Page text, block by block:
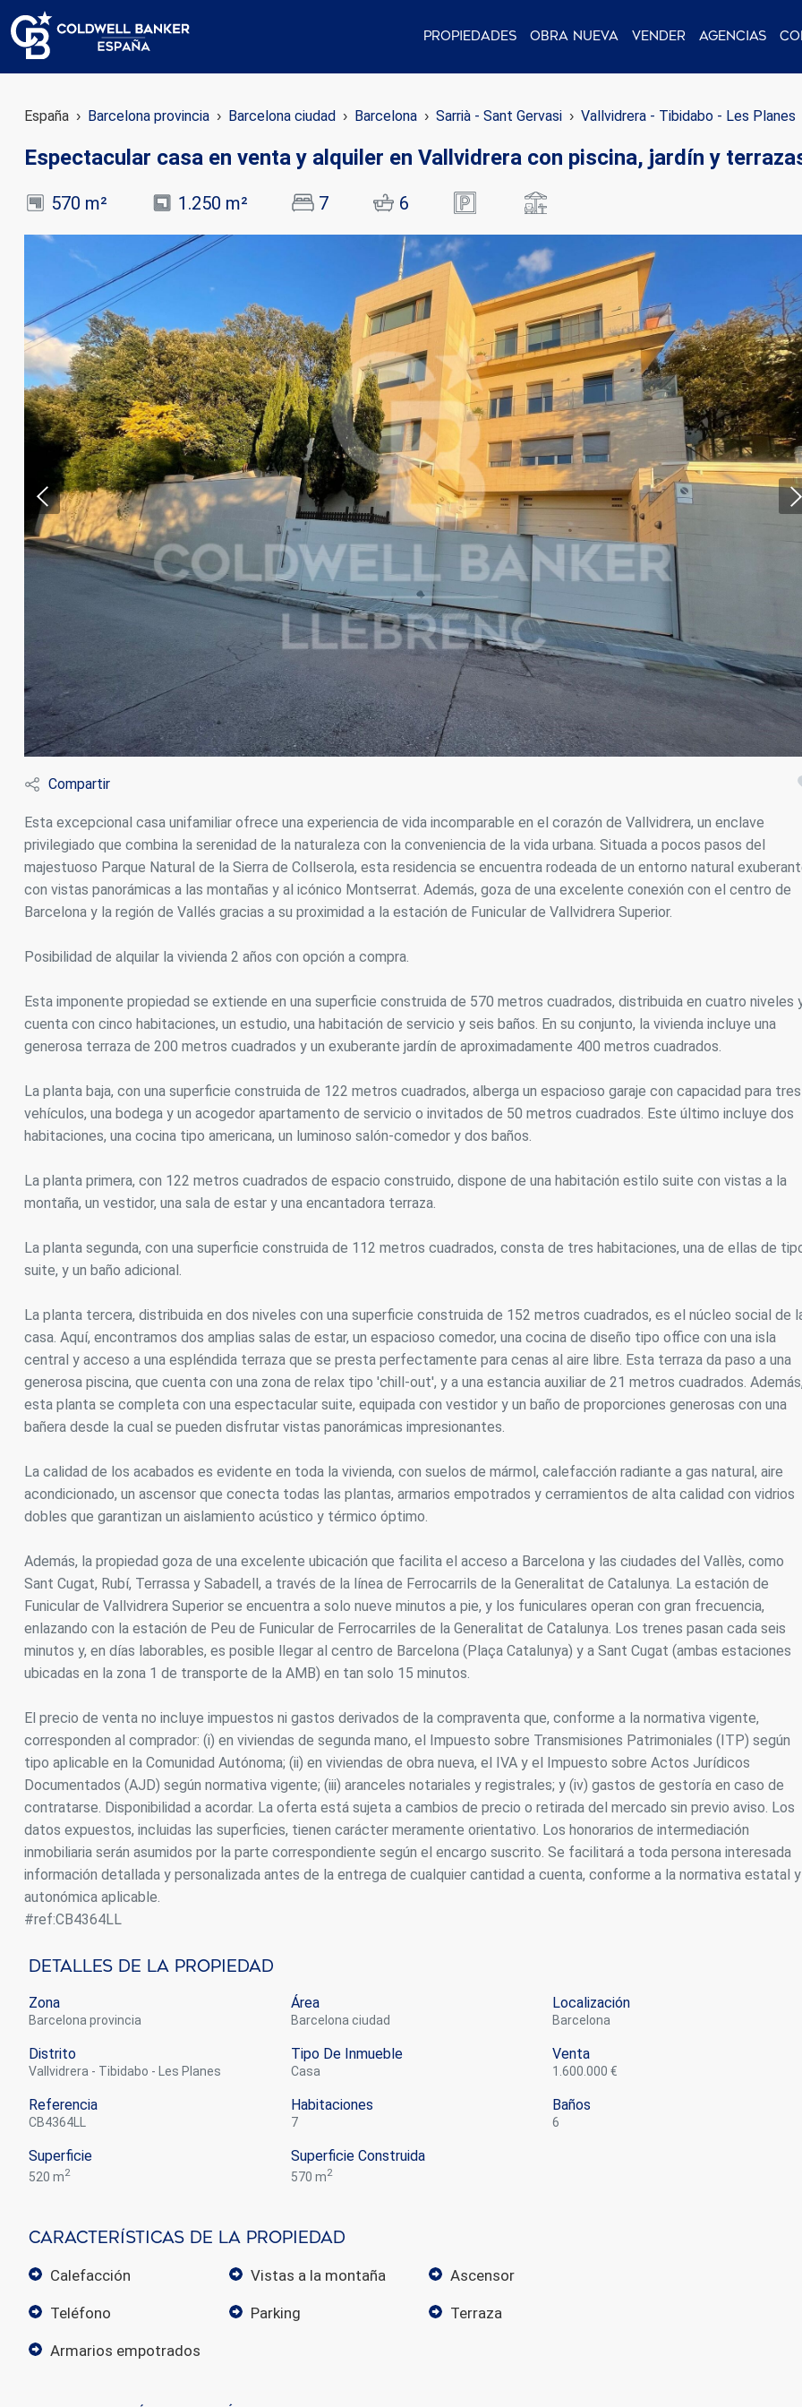
Propiedades Obra nueva Vender Agencias
España Barcelona provincia Barcelona ciudad Barcelona Sarrià - Sant Gervasi Vallvidrera - Tibidabo - Les Planes
Espectacular casa en venta y alquiler en Vallvidrera con piscina, jardín y
570 m² 1.250 m² 7 6
Compartir
Esta excepcional casa unifamiliar ofrece una experiencia de vida incomparable en el corazón de Vallvidrera, un enclave
privilegiado que combina la serenidad de la naturaleza con la conveniencia de la vida urbana. Situada a pocos pasos del
majestuoso Parque Natural de la Sierra de Collserola, esta residencia se encuentra rodeada de un entorno natural
con vistas panorámicas a las montañas y al icónico Montserrat. Además, goza de una excelente conexión con el centro de
Barcelona y la región de Vallés gracias a su proximidad a la estación de Funicular de Vallvidrera Superior.
Posibilidad de alquilar la vivienda 2 años con opción a compra.
Esta imponente propiedad se extiende en una superficie construida de 570 metros cuadrados, distribuida en cuatro niveles
cuenta con cinco habitaciones, un estudio, una habitación de servicio y seis baños. En su conjunto, la vivienda incluye una
generosa terraza de 200 metros cuadrados y un exuberante jardín de aproximadamente 400 metros cuadrados.
La planta baja, con una superficie construida de 122 metros cuadrados, alberga un espacioso garaje con capacidad para tres
vehículos, una bodega y un acogedor apartamento de servicio o invitados de 50 metros cuadrados. Este último incluye dos
habitaciones, una cocina tipo americana, un luminoso salón-comedor y dos baños.
La planta primera, con 122 metros cuadrados de espacio construido, dispone de una habitación estilo suite con vistas a la
montaña, un vestidor, una sala de estar y una encantadora terraza.
La planta segunda, con una superficie construida de 112 metros cuadrados, consta de tres habitaciones, una de ellas de
suite, y un baño adicional.
La planta tercera, distribuida en dos niveles con una superficie construida de 152 metros cuadrados, es el núcleo social de
casa. Aquí, encontramos dos amplias salas de estar, un espacioso comedor, una cocina de diseño tipo office con una isla
central y acceso a una espléndida terraza que se presta perfectamente para cenas al aire libre. Esta terraza da paso a una
generosa piscina, que cuenta con una zona de relax tipo 'chill-out', y a una estancia auxiliar de 21 metros cuadrados. Además,
esta planta se completa con una espectacular suite, equipada con vestidor y un baño de proporciones generosas con una
bañera desde la cual se pueden disfrutar vistas panorámicas impresionantes.
La calidad de los acabados es evidente en toda la vivienda, con suelos de mármol, calefacción radiante a gas natural, aire
acondicionado, un ascensor que conecta todas las plantas, armarios empotrados y cerramientos de alta calidad con vidrios
dobles que garantizan un aislamiento acústico y térmico óptimo.
Además, la propiedad goza de una excelente ubicación que facilita el acceso a Barcelona y las ciudades del Vallès, como
Sant Cugat, Rubí, Terrassa y Sabadell, a través de la línea de Ferrocarrils de la Generalitat de Catalunya. La estación de
Funicular de Vallvidrera Superior se encuentra a solo nueve minutos a pie, y los funiculares operan con gran frecuencia,
enlazando con la estación de Peu de Funicular de Ferrocarriles de la Generalitat de Catalunya. Los trenes pasan cada seis
minutos y, en días laborables, es posible llegar al centro de Barcelona (Plaça Catalunya) y a Sant Cugat (ambas estaciones
ubicadas en la zona 1 de transporte de la AMB) en tan solo 15 minutos.
El precio de venta no incluye impuestos ni gastos derivados de la compraventa que, conforme a la normativa vigente,
corresponden al comprador: (i) en viviendas de segunda mano, el Impuesto sobre Transmisiones Patrimoniales (ITP) según
tipo aplicable en la Comunidad Autónoma; (ii) en viviendas de obra nueva, el IVA y el Impuesto sobre Actos Jurídicos
Documentados (AJD) según normativa vigente; (iii) aranceles notariales y registrales; y (iv) gastos de gestoría en caso de
contratarse. Disponibilidad a acordar. La oferta está sujeta a cambios de precio o retirada del mercado sin previo aviso. Los
datos expuestos, incluidas las superficies, tienen carácter meramente orientativo. Los honorarios de intermediación
inmobiliaria serán asumidos por la parte correspondiente según el encargo suscrito. Se facilitará a toda persona interesada
información detallada y personalizada antes de la entrega de cualquier cantidad a cuenta, conforme a la normativa estatal y
autonómica aplicable.
#ref:CB4364LL
Detalles De La Propiedad
Zona
Barcelona provincia
Área
Barcelona ciudad
Localización
Barcelona
Distrito
Vallvidrera - Tibidabo - Les Planes
Tipo De Inmueble
casa
Venta
1.600.000 €
Referencia
CB4364LL
Habitaciones
7
Baños
6
Superficie
520 m2
Superficie Construida
570 m2
Características De La Propiedad
calefacción vistas a la montaña ascensor
teléfono parking terraza
armarios empotrados
Modificar cookies
Técnicas y funcionales Siempre
Este sitio web utiliza Cookies propias para recopilar información con la finalidad
mejorar nuestros servicios. Si continua navegando, supone la aceptación de la
instalación de las mismas. El usuario tiene la posibilidad de configurar su
pudiendo, si así lo desea, impedir que sean instaladas en su disco duro,
deberá tener en cuenta que dicha acción podrá ocasionar dificultades de
Analíticas y personalización
Permiten realizar el seguimiento y análisis del comportamiento de los usuarios
medición de la actividad de la web para la elaboración de perfiles de
los usuarios con el fin de introducir mejoras en función del análisis de los datos
que hacen los usuarios del servicio. Permiten guardar la información de
Marketing y publicidad
Estas cookies son utilizadas para almacenar información sobre las
elecciones personales del usuario a través de la observación continuada de sus
hábitos de navegación. Gracias a ellas, podemos conocer los hábitos de
usuario.
Guardar configuración Aceptar todas